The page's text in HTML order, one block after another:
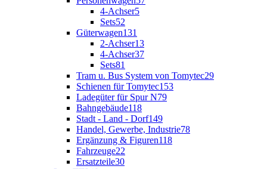
4-Achser5
Sets52
Güterwagen131
2-Achser13
4-Achser37
Sets81
Tram u. Bus System von Tomytec29
Schienen für Tomytec153
Ladegüter für Spur N79
Bahngebäude118
Stadt - Land - Dorf149
Handel, Gewerbe, Industrie78
Ergänzung & Figuren118
Fahrzeuge22
Ersatzteile30